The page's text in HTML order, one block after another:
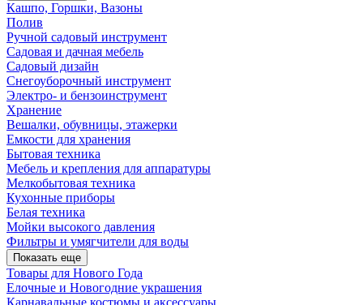
Кашпо, Горшки, Вазоны
Полив
Ручной садовый инструмент
Садовая и дачная мебель
Садовый дизайн
Снегоуборочный инструмент
Электро- и бензоинструмент
Хранение
Вешалки, обувницы, этажерки
Емкости для хранения
Бытовая техника
Мебель и крепления для аппаратуры
Мелкобытовая техника
Кухонные приборы
Белая техника
Мойки высокого давления
Фильтры и умягчители для воды
Показать еще
Товары для Нового Года
Елочные и Новогодние украшения
Карнавальные костюмы и аксессуары